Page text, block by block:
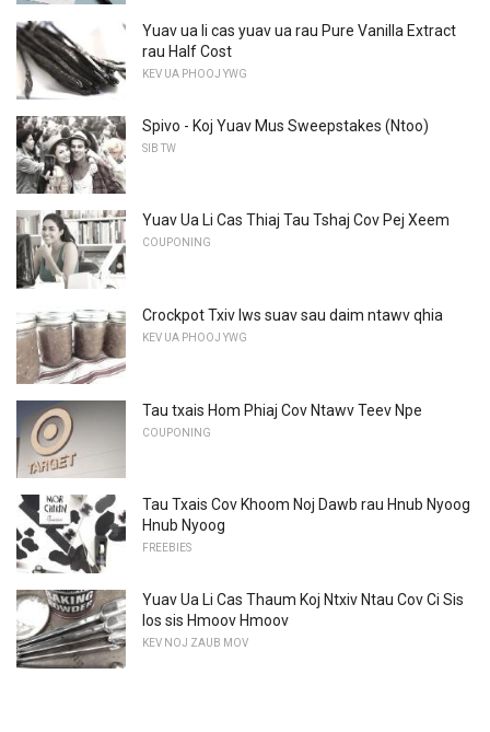
Yuav ua li cas yuav ua rau Pure Vanilla Extract
rau Half Cost
KEV UA PHOOJ YWG
Spivo - Koj Yuav Mus Sweepstakes (Ntoo)
SIB TW
Yuav Ua Li Cas Thiaj Tau Tshaj Cov Pej Xeem
COUPONING
Crockpot Txiv lws suav sau daim ntawv qhia
KEV UA PHOOJ YWG
Tau txais Hom Phiaj Cov Ntawv Teev Npe
COUPONING
Tau Txais Cov Khoom Noj Dawb rau Hnub Nyoog
Hnub Nyoog
FREEBIES
Yuav Ua Li Cas Thaum Koj Ntxiv Ntau Cov Ci Sis
los sis Hmoov Hmoov
KEV NOJ ZAUB MOV